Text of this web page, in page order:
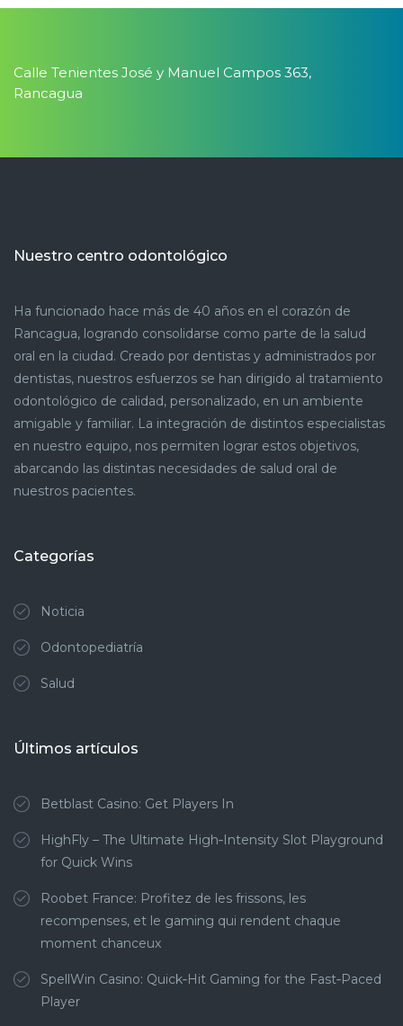
Calle Tenientes José y Manuel Campos 363,
Rancagua
Nuestro centro odontológico
Ha funcionado hace más de 40 años en el corazón de
Rancagua, logrando consolidarse como parte de la salud
oral en la ciudad. Creado por dentistas y administrados por
dentistas, nuestros esfuerzos se han dirigido al tratamiento
odontológico de calidad, personalizado, en un ambiente
amigable y familiar. La integración de distintos especialistas
en nuestro equipo, nos permiten lograr estos objetivos,
abarcando las distintas necesidades de salud oral de
nuestros pacientes.
Categorías
Noticia
Odontopediatría
Salud
Últimos artículos
Betblast Casino: Get Players In
HighFly – The Ultimate High‑Intensity Slot Playground
for Quick Wins
Roobet France: Profitez de les frissons, les
recompenses, et le gaming qui rendent chaque
moment chanceux
SpellWin Casino: Quick‑Hit Gaming for the Fast‑Paced
Player